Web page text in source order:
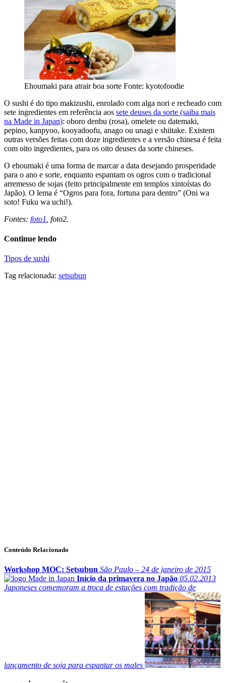
Ehoumaki para atrair boa sorte Fonte: kyotofoodie
O sushi é do tipo makizushi, enrolado com alga nori e recheado com
sete ingredientes em referência aos sete deuses da sorte (saiba mais
na Made in Japan): oboro denbu (rosa), omelete ou datemaki,
pepino, kanpyoo, kooyadoofu, anago ou unagi e shiitake. Existem
outras versões feitas com doze ingredientes e a versão chinesa é feita
com oito ingredientes, para os oito deuses da sorte chineses.
O ehoumaki é uma forma de marcar a data desejando prosperidade
para o ano e sorte, enquanto espantam os ogros com o tradicional
arremesso de sojas (feito principalmente em templos xintoístas do
Japão). O lema é “Ogros para fora, fortuna para dentro” (Oni wa
soto! Fuku wa uchi!).
Fontes: foto1 , foto2.
Continue lendo
Tipos de sushi
Tag relacionada: setsubun
Conteúdo Relacionado
Workshop MOC: Setsubun São Paulo – 24 de janeiro de 2015
Início da primavera no Japão 05.02.2013
Japoneses comemoram a troca de estações com tradição de
lançamento de soja para espantar os males